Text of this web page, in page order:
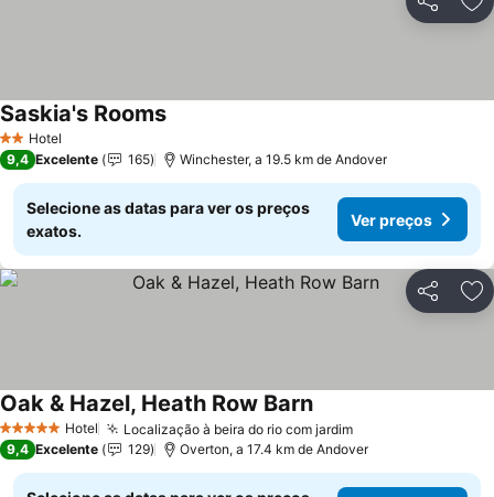
Partilhar
2 Estrelas
Hotel
Saskia's RoomsVer preços
9,4 Excelente 165 Winchester, a 19.5 km de Andover
Selecione as datas para ver os preços
exatos.
Ver preços
Partilhar
5 Estrelas Hotel Localização à beira do rio com jardimVer preços
Oak & Hazel, Heath Row BarnVer preços
9,4 Excelente 129 Overton, a 17.4 km de Andover